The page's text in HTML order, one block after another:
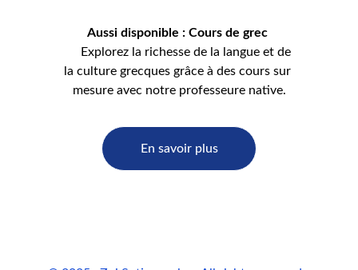
En savoir plus
Aussi disponible : Cours de grec
     Explorez la richesse de la langue et de
la culture grecques grâce à des cours sur
mesure avec notre professeure native.